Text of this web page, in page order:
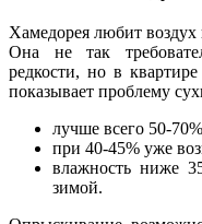
Хамедорея любит
Она не так
редкости, но в
показывает проблему
лучше всего 50-
при 40-45% уже
влажность ниже
зимой.